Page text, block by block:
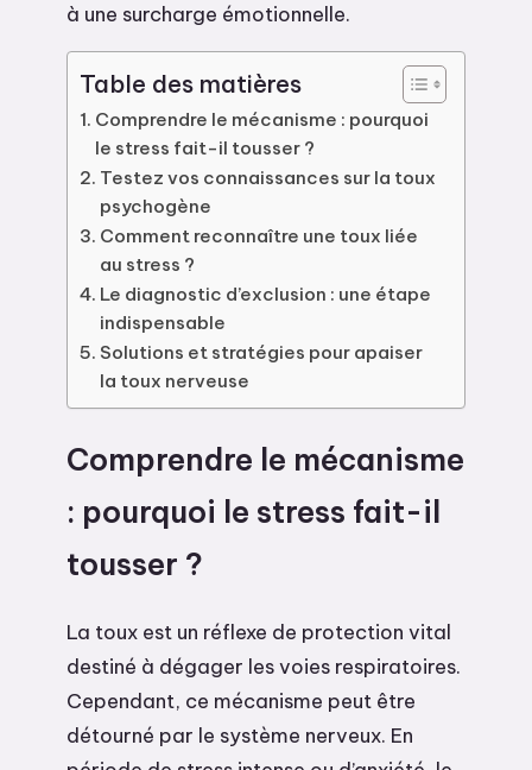
à une surcharge émotionnelle.
Table des matières
Comprendre le mécanisme : pourquoi
le stress fait-il tousser ?
Testez vos connaissances sur la toux
psychogène
Comment reconnaître une toux liée
au stress ?
Le diagnostic d’exclusion : une étape
indispensable
Solutions et stratégies pour apaiser
la toux nerveuse
Comprendre le mécanisme
: pourquoi le stress fait-il
tousser ?
La toux est un réflexe de protection vital
destiné à dégager les voies respiratoires.
Cependant, ce mécanisme peut être
détourné par le système nerveux. En